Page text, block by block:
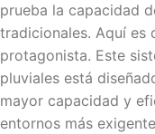
prueba la capacidad
tradicionales. Aquí es
protagonista. Este
pluviales está
mayor capacidad y
entornos más